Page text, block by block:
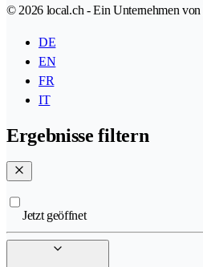
© 2026 local.ch - Ein Unternehmen von
DE
EN
FR
IT
Ergebnisse filtern
Jetzt geöffnet